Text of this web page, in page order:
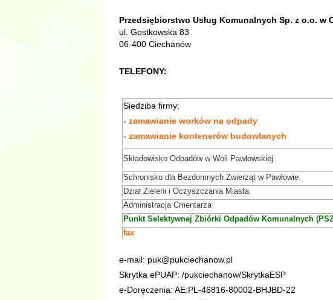
Przedsiębiorstwo Usług Komunalnych Sp. z o.o. w
ul. Gostkowska 83
06-400 Ciechanów
TELEFONY:
Siedziba firmy:
- zamawianie worków na odpady
- zamawianie kontenerów budowlanych
Składowisko Odpadów w Woli Pawłowskiej
Schronisko dla Bezdomnych Zwierząt w Pawłowie
Dział Zieleni i Oczyszczania Miasta
Administracja Cmentarza
Punkt Selektywnej Zbiórki Odpadów Komunalnych
fax
e-mail: puk@pukciechanow.pl
Skrytka ePUAP: /pukciechanow/SkrytkaESP
e-Doręczenia: AE:PL-46816-80002-BHJBD-22